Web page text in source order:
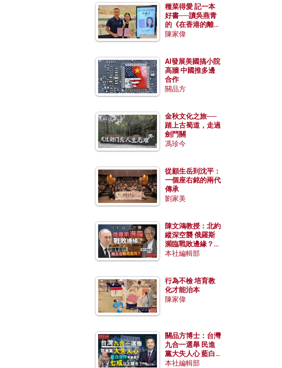
種菜得愛 記一本
好書──讀吳燕青
的《在香港的離島
種菜》
陳家偉
AI發展美國搞小院
高牆 中國推多邊
合作
關品方
金秋文化之旅──
踏上古蜀道，走過
劍門關
馮珍今
從顧生岳到沈平：
一個座右銘的兩代
傳承
劉家美
陳文鴻教授：北約
縱深空襲 俄羅斯
瀕臨戰敗邊緣？中
國零部件能左右戰
本社編輯部
行為不檢 培育教
化才能治本
陳家偉
關品方博士：台灣
九合一選舉 民進
黨大失人心 藍白
合作有望拿下七成
本社編輯部